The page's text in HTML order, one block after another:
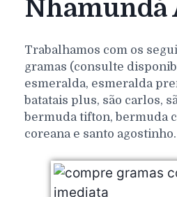
Nhamundá
Trabalhamos com os
gramas (consulte
esmeralda, esmeralda
batatais plus, são carlos,
bermuda tifton, bermuda
coreana e santo agostinho.